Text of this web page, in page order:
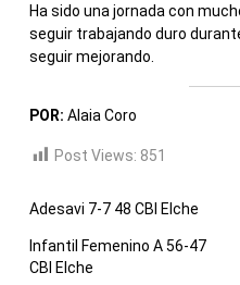
Ha sido una jornada con
seguir trabajando duro
seguir mejorando.
POR: Alaia Coro
Post Views: 851
Adesavi 7-7 48 CBI Elche
Infantil Femenino A 56-47
CBI Elche